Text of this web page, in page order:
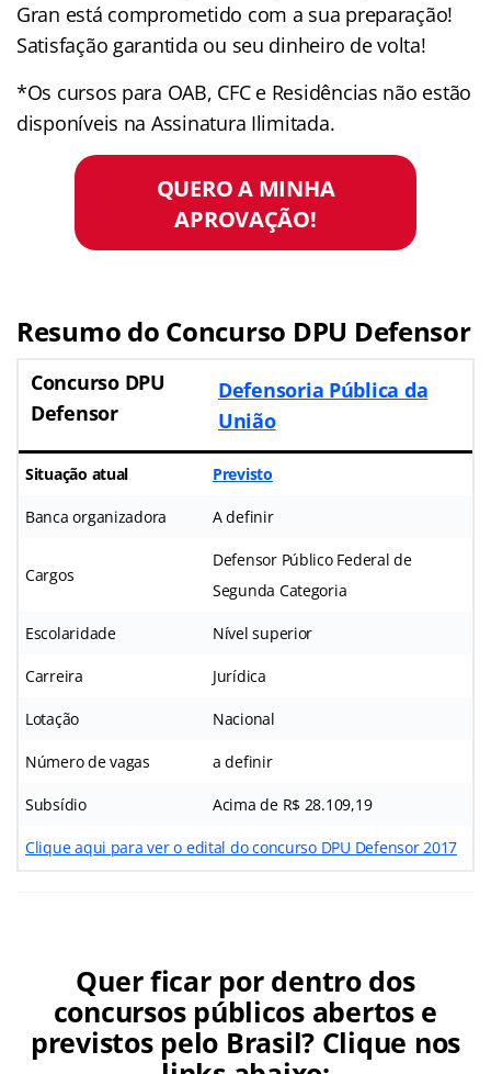
Gran está comprometido com a sua preparação!
Satisfação garantida ou seu dinheiro de volta!
*Os cursos para OAB, CFC e Residências não estão
disponíveis na Assinatura Ilimitada.
QUERO A MINHA
APROVAÇÃO!
Resumo do Concurso DPU Defensor
Concurso DPU
Defensor
Defensoria Pública da
União
Situação atual Previsto
Banca organizadora A definir
Cargos
Defensor Público Federal de
Segunda Categoria
Escolaridade Nível superior
Carreira Jurídica
Lotação Nacional
Número de vagas a definir
Subsídio Acima de R$ 28.109,19
Clique aqui para ver o edital do concurso DPU Defensor 2017
Quer ficar por dentro dos
concursos públicos abertos e
previstos pelo Brasil? Clique nos